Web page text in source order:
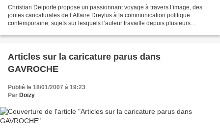
Christian Delporte propose un passionnant voyage à travers l’image, des
joutes caricaturales de l’Affaire Dreyfus à la communication politique
contemporaine, sujets sur lesquels l’auteur travaille depuis plusieurs
Articles sur la caricature parus dans
GAVROCHE
Publié le 18/01/2007 à 19:23
Par Doizy